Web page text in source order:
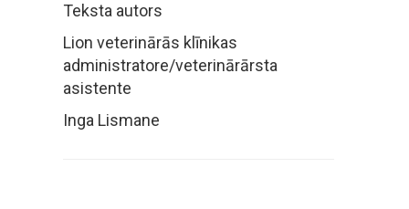
Teksta autors
Lion veterinārās klīnikas
administratore/veterinārārsta
asistente
Inga Lismane